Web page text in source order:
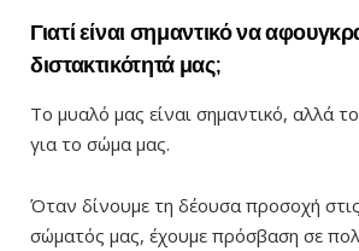
Γιατί είναι σημαντικό να
διστακτικότητά μας;
Το μυαλό μας είναι σημαντικό, αλλά το
για το σώμα μας.
Όταν δίνουμε τη δέουσα προσοχή
σώματός μας, έχουμε πρόσβαση σε